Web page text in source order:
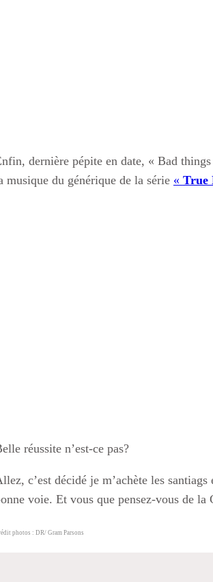
dernière pépite en date, « Bad
musique du générique de la série « True
réussite n’est-ce pas?
c’est décidé je m’achète les
voie. Et vous que pensez-vous de la
photos : DR/ Gram Parsons